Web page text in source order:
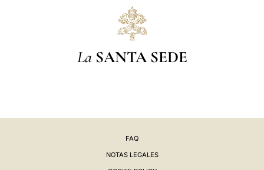
La SANTA SEDE
FAQ
NOTAS LEGALES